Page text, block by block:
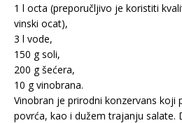
1 l octa (preporučljivo je koristiti
vinski ocat),
3 l vode,
150 g soli,
200 g šećera,
10 g vinobrana.
Vinobran je prirodni konzervans koji
povrća, kao i dužem trajanju salate.